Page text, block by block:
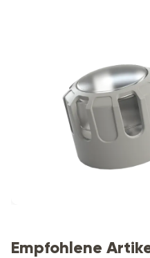
Empfohlene